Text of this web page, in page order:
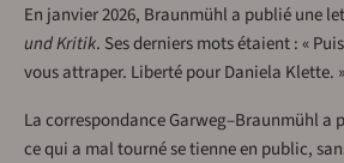
En janvier 2026, Braunmühl a publié une
und Kritik. Ses derniers mots étaient : «
vous attraper. Liberté pour Daniela Klette. »
La correspondance Garweg–Braunmühl a
ce qui a mal tourné se tienne en public,